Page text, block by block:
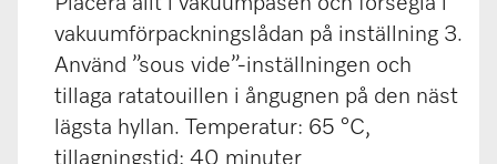
vakuumförpackningslådan på inställning 3.
Använd ”sous vide”-inställningen och
tillaga ratatouillen i ångugnen på den näst
lägsta hyllan. Temperatur: 65 °C,
tillagningstid: 40 minuter